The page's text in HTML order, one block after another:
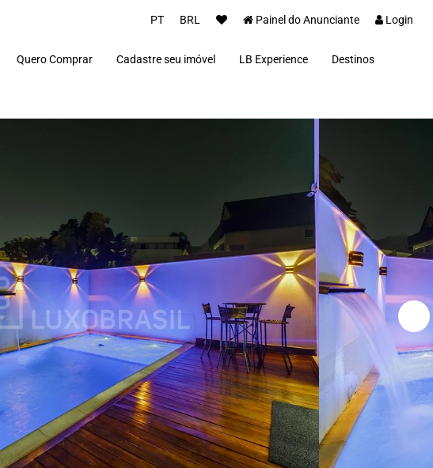
PT BRL Painel do Anunciante Login
Quero Comprar Cadastre seu imóvel LB Experience Destinos
Armação dos
Bananal
Brasília
Cabo Frio
Campos do Jordão
Capitólio
Fernando de
Florianópolis
Fortim
Guaramiranga
Icaraí de Amontada
Igrapuína
Ilhabela
Itaipava
Itatiaia